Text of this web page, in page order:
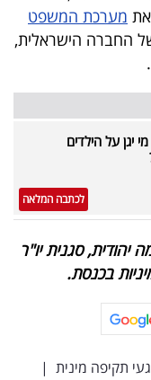
מערכת המשפט
החברה הישראלית,
יגן על הילדים
לכתבה המלאה
סגנית יו"ר
בכנסת.
תקיפה מינית |